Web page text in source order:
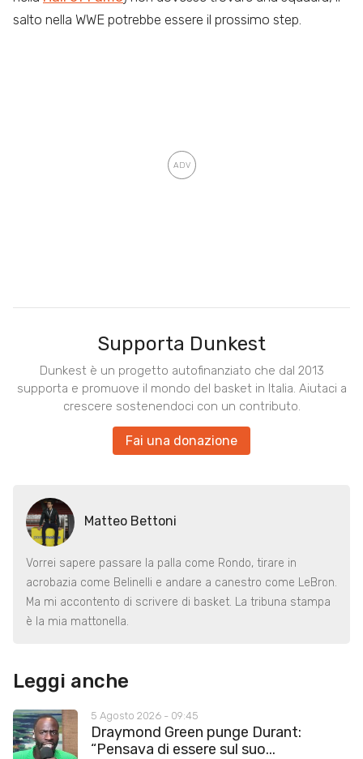
salto nella WWE potrebbe essere il prossimo step.
Supporta Dunkest
Dunkest è un progetto autofinanziato che dal 2013
supporta e promuove il mondo del basket in Italia. Aiutaci a
crescere sostenendoci con un contributo.
Fai una donazione
Matteo Bettoni
Vorrei sapere passare la palla come Rondo, tirare in
acrobazia come Belinelli e andare a canestro come LeBron.
Ma mi accontento di scrivere di basket. La tribuna stampa
è la mia mattonella.
Leggi anche
5 Agosto 2026 - 09:45
Draymond Green punge Durant:
“Pensava di essere sul suo...